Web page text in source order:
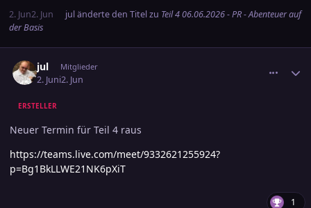
2. Jun2. Jun juländerte den Titel zu Teil 4 06.06.2026 - PR - Abenteuer auf
der Basis
jul Mitglieder
2. Juni2. Jun
ERSTELLER
Neuer Termin für Teil 4 raus
https://teams.live.com/meet/9332621255924?
p=Bg1BkLLWE21NK6pXiT
1